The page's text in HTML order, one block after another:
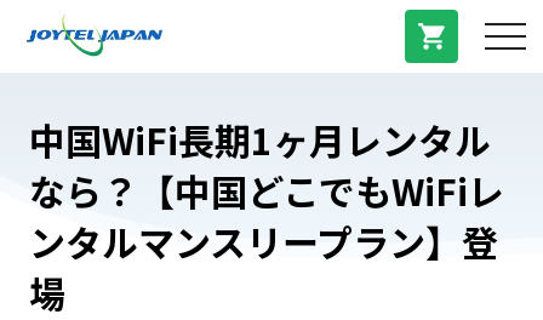
料金プラン
プラン/商品
中国WiFi長期1ヶ月レンタル
なら？【中国どこでもWiFiレ
ンタルマンスリープラン】登
場